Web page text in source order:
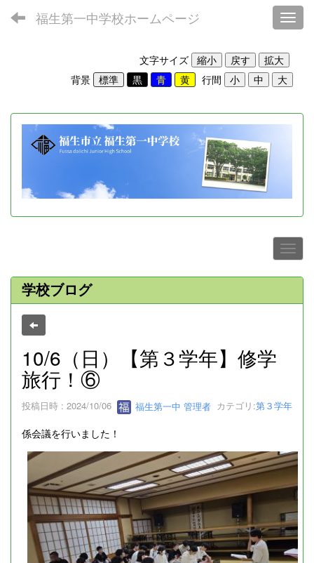
福生第一中学校ホームページ
文字サイズ
背景
行間
学校ブログ
10/6（日）【第３学年】修学
旅行！⑥
投稿日時 : 2024/10/06 福生第一中 管理者 カテゴリ:第３学年
係会議を行いました！